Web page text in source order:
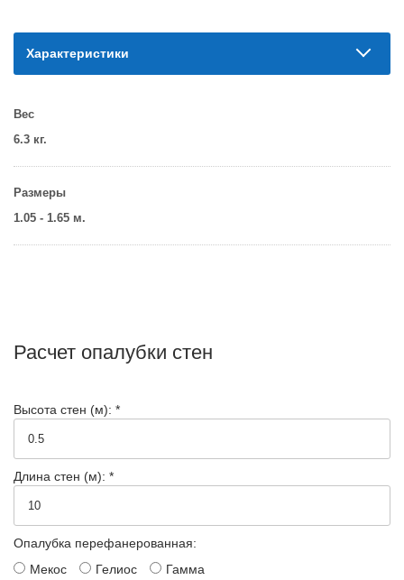
Характеристики
Вес
6.3 кг.
Размеры
1.05 - 1.65 м.
Расчет опалубки стен
Высота стен (м): *
Длина стен (м): *
Опалубка перефанерованная:
Мекос
Гелиос Гамма